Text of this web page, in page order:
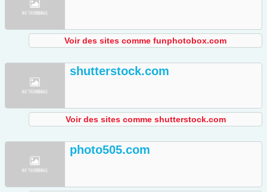
Voir des sites comme funphotobox.com
shutterstock.com
Voir des sites comme shutterstock.com
photo505.com